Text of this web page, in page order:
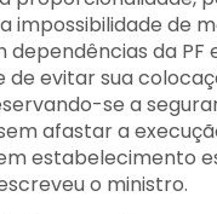
impossibilidade de
dependências da PF
de evitar sua
se a
afastar a
estabelecimento
o ministro.